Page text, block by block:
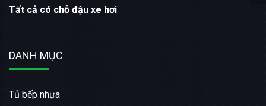
Tất cả có chỗ đậu xe hơi
DANH MỤC
Tủ bếp nhựa